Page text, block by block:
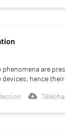
phenomena are
devices; hence